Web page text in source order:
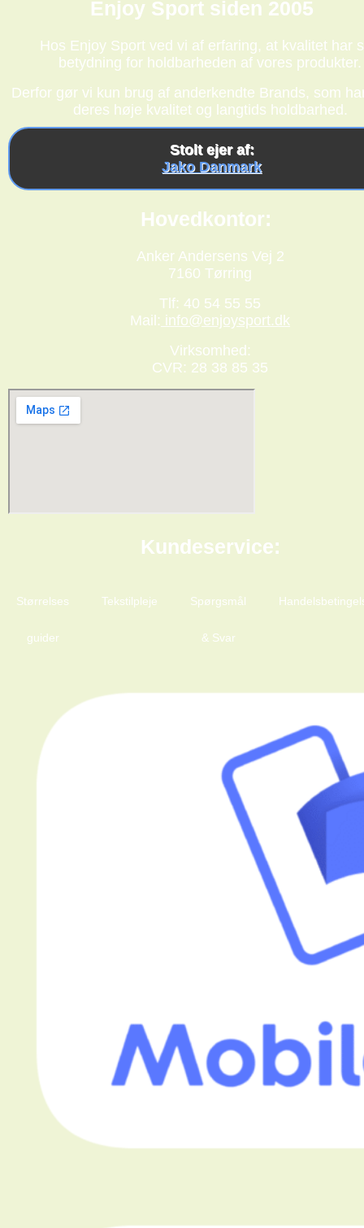
Enjoy Sport siden 2005
Hos Enjoy Sport ved vi af erfaring, at kvalitet har
betydning for holdbarheden af vores produkter.
Derfor gør vi kun brug af anderkendte Brands, som
deres høje kvalitet og langtids holdbarhed.
Stolt ejer af:
Jako Danmark
Hovedkontor:
Anker Andersens Vej 2
7160 Tørring
Tlf: 40 54 55 55
Mail: info@enjoysport.dk
Virksomhed:
CVR: 28 38 85 35
Kundeservice:
Størrelses
guider
Tekstilpleje Spørgsmål
& Svar